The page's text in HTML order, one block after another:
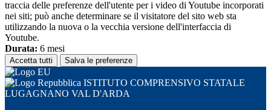
traccia delle preferenze dell'utente per i video di Youtube incorporati
nei siti; può anche determinare se il visitatore del sito web sta
utilizzando la nuova o la vecchia versione dell'interfaccia di
Youtube.
Durata: 6 mesi
Accetta tutti Salva le preferenze
ISTITUTO COMPRENSIVO STATALE
LUGAGNANO VAL D'ARDA